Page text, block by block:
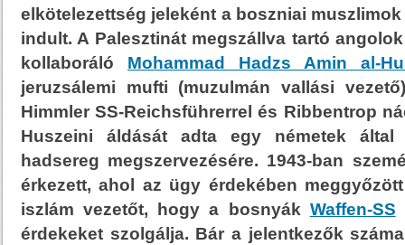
elkötelezettség jeleként a boszniai
indult. A Palesztinát megszállva tartó
kollaboráló Mohammad Hadzs Amin al-
jeruzsálemi mufti
(muzulmán vallási
Himmler SS-Reichsführerrel és Ribbentrop
Huszeini áldását adta egy németek által
hadsereg megszervezésére. 1943-ban
érkezett, ahol az ügy érdekében
iszlám vezetőt, hogy a bosnyák Waffen-SS
érdekeket szolgálja. Bár a jelentkezők